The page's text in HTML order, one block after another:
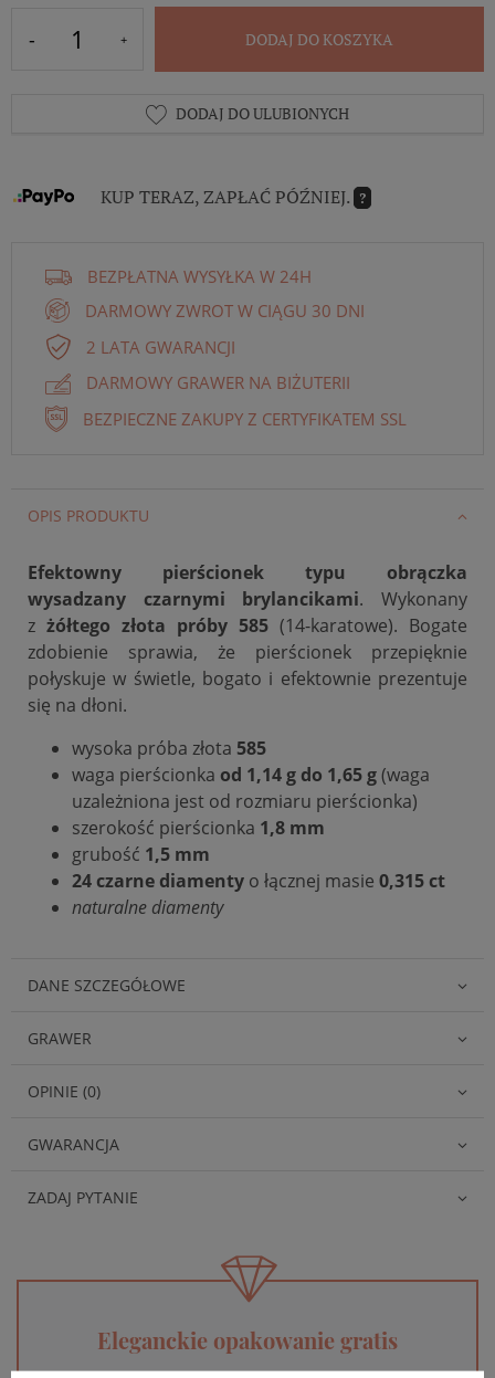
DODAJ DO KOSZYKA
DODAJ DO ULUBIONYCH
KUP TERAZ, ZAPŁAĆ PÓŹNIEJ. ?
BEZPŁATNA WYSYŁKA W 24H
DARMOWY ZWROT W CIĄGU 30 DNI
2 LATA GWARANCJI
DARMOWY GRAWER NA BIŻUTERII
BEZPIECZNE ZAKUPY Z CERTYFIKATEM SSL
OPIS PRODUKTU
Efektowny pierścionek typu obrączka
wysadzany czarnymi brylancikami. Wykonany
z żółtego złota próby 585 (14-karatowe). Bogate
zdobienie sprawia, że pierścionek przepięknie
połyskuje w świetle, bogato i efektownie prezentuje
się na dłoni.
wysoka próba złota 585
waga pierścionka od 1,14 g do 1,65 g(waga
uzależniona jest od rozmiaru pierścionka)
szerokość pierścionka 1,8 mm
grubość 1,5 mm
24 czarne diamenty o łącznej masie 0,315 ct
naturalne diamenty
DANE SZCZEGÓŁOWE
GRAWER
OPINIE (0)
GWARANCJA
ZADAJ PYTANIE
Eleganckie opakowanie gratis